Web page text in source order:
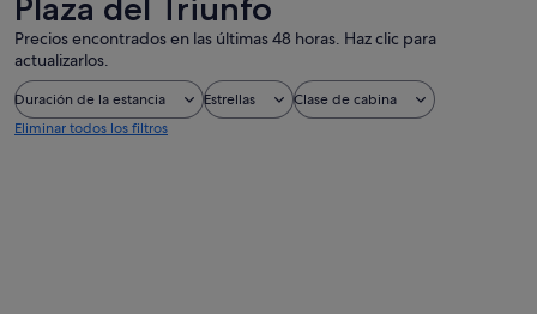
Plaza del Triunfo
Precios encontrados en las últimas 48 horas. Haz clic para
actualizarlos.
Duración de la estancia Estrellas
Clase de cabina
Eliminar todos los filtros